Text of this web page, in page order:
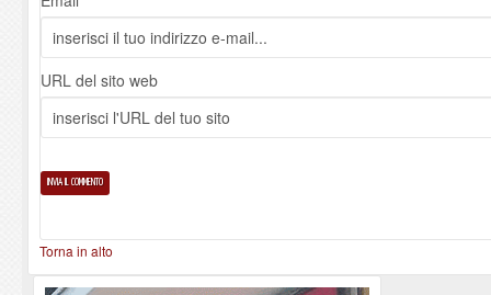
URL del sito web
Torna in alto